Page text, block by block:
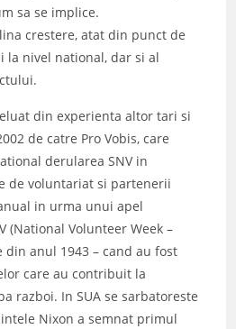
sa se implice.
crestere, atat din punct de
la nivel national, dar si al
din experienta altor tari si
de catre Pro Vobis, care
derularea SNV in
de voluntariat si partenerii
in urma unui apel
(National Volunteer Week –
din anul 1943 – cand au fost
care au contribuit la
razboi. In SUA se sarbatoreste
Nixon a semnat primul